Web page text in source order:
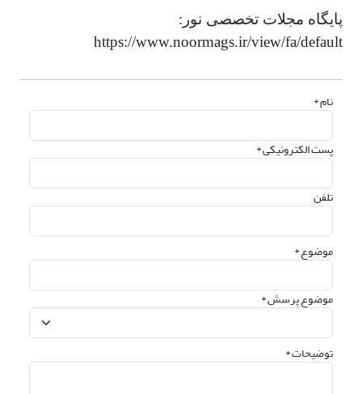
پایگاه مجلات تخصصی نور:
https://www.noormags.ir/view/fa/default
نام *
پست الکترونیکی *
تلفن
موضوع *
موضوع پرسش *
توضیحات *